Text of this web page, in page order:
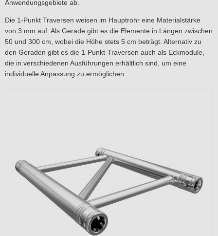
Anwendungsgebiete ab.
Die 1-Punkt Traversen weisen im Hauptrohr eine Materialstärke
von 3 mm auf. Als Gerade gibt es die Elemente in Längen zwischen
50 und 300 cm, wobei die Höhe stets 5 cm beträgt. Alternativ zu
den Geraden gibt es die 1-Punkt-Traversen auch als Eckmodule,
die in verschiedenen Ausführungen erhältlich sind, um eine
individuelle Anpassung zu ermöglichen.